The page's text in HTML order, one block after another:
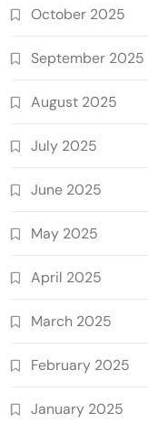
October 2025
September 2025
August 2025
July 2025
June 2025
May 2025
April 2025
March 2025
February 2025
January 2025